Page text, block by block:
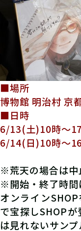
■場所
博物館 明治村 京
■日時
6/13(土)10時〜
6/14(日)10時〜
※荒天の場合は中
※開始・終了時間
オンライン
で宝探しSHOP
は見れないサン